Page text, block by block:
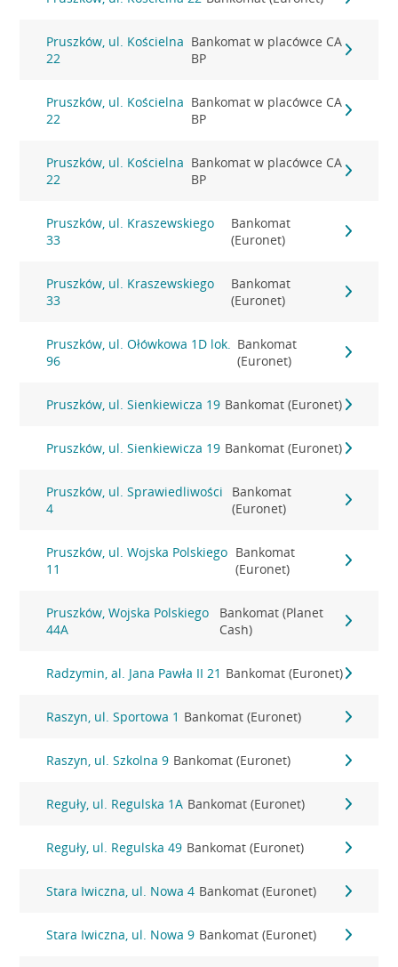
Pruszków, ul. Kościelna
22
Bankomat w placówce CA
BP
Pruszków, ul. Kościelna
22
Bankomat w placówce CA
BP
Pruszków, ul. Kościelna
22
Bankomat w placówce CA
BP
Pruszków, ul. Kraszewskiego
33
Bankomat
(Euronet)
Pruszków, ul. Kraszewskiego
33
Bankomat
(Euronet)
Pruszków, ul. Ołówkowa 1D lok.
96
Bankomat
(Euronet)
Pruszków, ul. Sienkiewicza 19 Bankomat (Euronet)
Pruszków, ul. Sienkiewicza 19 Bankomat (Euronet)
Pruszków, ul. Sprawiedliwości
4
Bankomat
(Euronet)
Pruszków, ul. Wojska Polskiego
11
Bankomat
(Euronet)
Pruszków, Wojska Polskiego
44A
Bankomat (Planet
Cash)
Radzymin, al. Jana Pawła II 21 Bankomat (Euronet)
Raszyn, ul. Sportowa 1 Bankomat (Euronet)
Raszyn, ul. Szkolna 9 Bankomat (Euronet)
Reguły, ul. Regulska 1A Bankomat (Euronet)
Reguły, ul. Regulska 49 Bankomat (Euronet)
Stara Iwiczna, ul. Nowa 4 Bankomat (Euronet)
Stara Iwiczna, ul. Nowa 9 Bankomat (Euronet)